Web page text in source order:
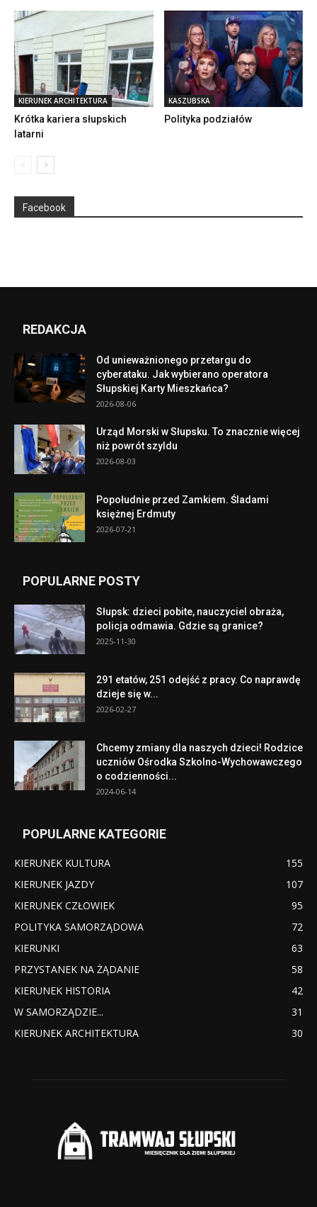
KIERUNEK ARCHITEKTURA
Krótka kariera słupskich
latarni
KASZUBSKA
Polityka podziałów
Facebook
REDAKCJA
Od unieważnionego przetargu do
cyberataku. Jak wybierano operatora
Słupskiej Karty Mieszkańca?
2026-08-06
Urząd Morski w Słupsku. To znacznie więcej
niż powrót szyldu
2026-08-03
Popołudnie przed Zamkiem. Śladami
księżnej Erdmuty
2026-07-21
POPULARNE POSTY
Słupsk: dzieci pobite, nauczyciel obraża,
policja odmawia. Gdzie są granice?
2025-11-30
291 etatów, 251 odejść z pracy. Co naprawdę
dzieje się w...
2026-02-27
Chcemy zmiany dla naszych dzieci! Rodzice
uczniów Ośrodka Szkolno-Wychowawczego
o codzienności...
2024-06-14
POPULARNE KATEGORIE
KIERUNEK KULTURA
155
KIERUNEK JAZDY
107
KIERUNEK CZŁOWIEK
95
POLITYKA SAMORZĄDOWA
72
KIERUNKI
63
PRZYSTANEK NA ŻĄDANIE
58
KIERUNEK HISTORIA
42
W SAMORZĄDZIE...
31
KIERUNEK ARCHITEKTURA
30